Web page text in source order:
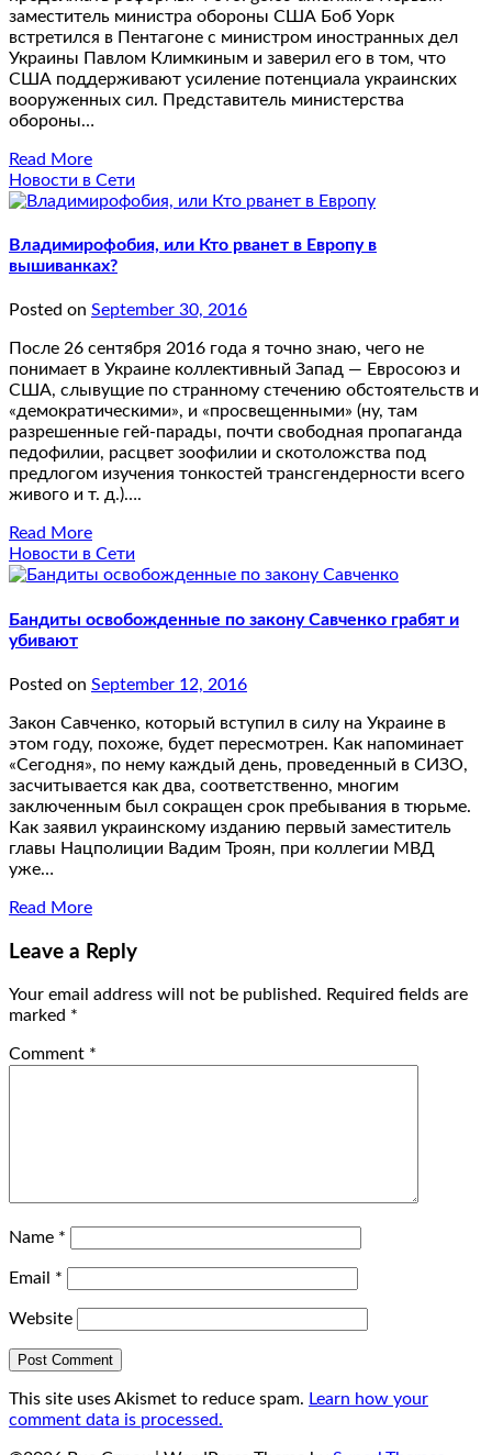
заместитель министра обороны США Боб Уорк
встретился в Пентагоне с министром иностранных дел
Украины Павлом Климкиным и заверил его в том, что
США поддерживают усиление потенциала украинских
вооруженных сил. Представитель министерства
обороны…
Read More
Новости в Сети
Владимирофобия, или Кто рванет в Европу в
вышиванках?
Posted on September 30, 2016
После 26 сентября 2016 года я точно знаю, чего не
понимает в Украине коллективный Запад — Евросоюз и
США, слывущие по странному стечению обстоятельств и
«демократическими», и «просвещенными» (ну, там
разрешенные гей-парады, почти свободная пропаганда
педофилии, расцвет зоофилии и скотоложства под
предлогом изучения тонкостей трансгендерности всего
живого и т. д.)….
Read More
Новости в Сети
Бандиты освобожденные по закону Савченко грабят и
убивают
Posted on September 12, 2016
Закон Савченко, который вступил в силу на Украине в
этом году, похоже, будет пересмотрен. Как напоминает
«Сегодня», по нему каждый день, проведенный в СИЗО,
засчитывается как два, соответственно, многим
заключенным был сокращен срок пребывания в тюрьме.
Как заявил украинскому изданию первый заместитель
главы Нацполиции Вадим Троян, при коллегии МВД
уже…
Read More
Leave a Reply
Your email address will not be published. Required fields are
marked *
Comment *
Name *
Email *
Website
This site uses Akismet to reduce spam. Learn how your
comment data is processed.